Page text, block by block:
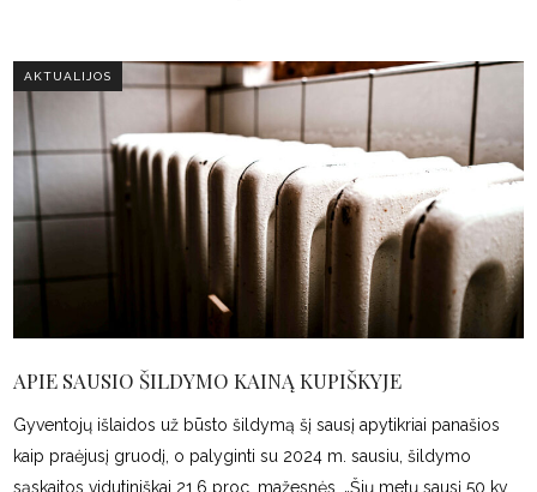
AKTUALIJOS
APIE SAUSIO ŠILDYMO KAINĄ KUPIŠKYJE
Gyventojų išlaidos už būsto šildymą šį sausį apytikriai panašios
kaip praėjusį gruodį, o palyginti su 2024 m. sausiu, šildymo
sąskaitos vidutiniškai 21,6 proc. mažesnės. „Šių metų sausį 50 kv.